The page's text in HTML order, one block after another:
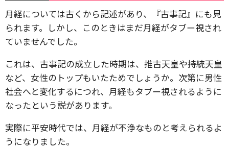
月経については古くから記述があり、『古事記』にも見
られます。しかし、このときはまだ月経がタブー視され
ていませんでした。
これは、古事記の成立した時期は、推古天皇や持統天皇
など、女性のトップもいたためでしょうか。次第に男性
社会へと変化するにつれ、月経もタブー視されるように
なったという説があります。
実際に平安時代では、月経が不浄なものと考えられるよ
うになりました。